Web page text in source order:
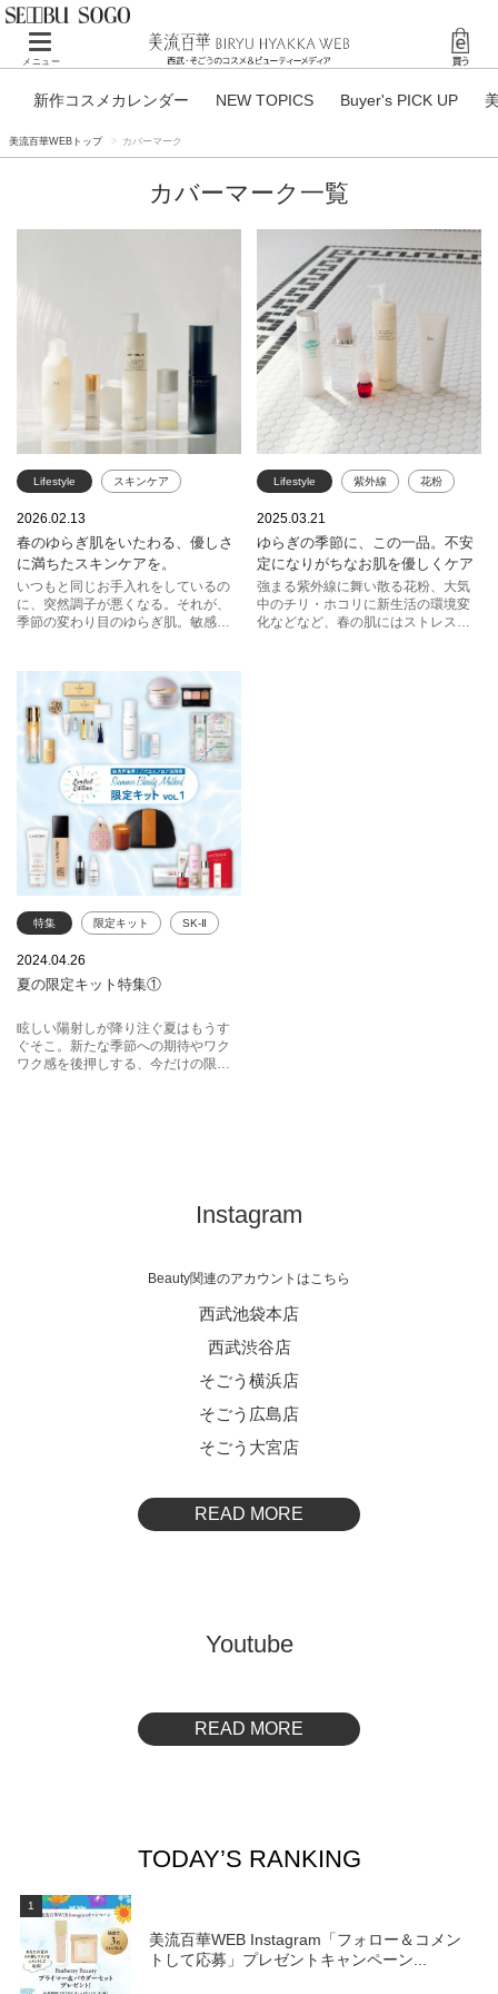
Toggle navigation
メニュー
新作コスメカレンダー NEW TOPICS Buyer's PICK UP
美流百華WEBトップ カバーマーク
カバーマーク一覧
Lifestyle スキンケア
ゆらぎ肌
RMK KANEBO イプサ
エトヴォス
2026.02.13
春のゆらぎ肌をいたわる、優しさ
に満ちたスキンケアを。
いつもと同じお手入れをしているの
に、突然調子が悪くなる。それが、
季節の変わり目のゆらぎ肌。敏感な
ことが大切。メイク落としからベー
スメイクまで、頼れる寄り添い系ア
イテムをピックアップ。
Lifestyle 紫外線 花粉
スキンケア
アユーラ イプサ
コスメデコルテ カバーマーク
アルビオン
2025.03.21
ゆらぎの季節に、この一品。不安
定になりがちなお肌を優しくケア
強まる紫外線に舞い散る花粉、大気
中のチリ・ホコリに新生活の環境変
化などなど、春の肌にはストレスが
特集 限定キット SK-Ⅱ
est ランコム
アクセーヌ カバーマーク
SHISEIDO
2024.04.26
夏の限定キット特集①
眩しい陽射しが降り注ぐ夏はもうす
ぐそこ。新たな季節への期待やワク
ワク感を後押しする、今だけの限定
け、手に入れておきたい特別なキッInstagram
Beauty関連のアカウントはこちら
西武池袋本店
西武渋谷店
そごう横浜店
そごう広島店
そごう大宮店
READ MORE
Youtube
READ MORE
TODAY’S RANKING
1
美流百華WEB Instagram「フォロー＆コメン
トして応募」プレゼントキャンペーン...